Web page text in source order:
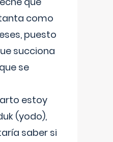
como
puesto
succiona
se
estoy
(yodo),
saber si